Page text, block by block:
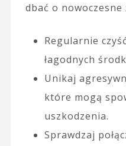
dbać o nowoczesne
Regularnie
łagodnych
Unikaj
które mogą
uszkodzenia.
Sprawdzaj